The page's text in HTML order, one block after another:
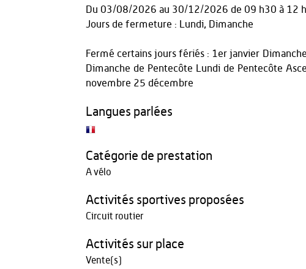
Du 03/08/2026 au 30/12/2026 de 09 h30 à 12
Jours de fermeture : Lundi, Dimanche
Fermé certains jours fériés : 1er janvier
Dimanche de Pentecôte Lundi de Pentecôte
novembre 25 décembre
Langues parlées
Catégorie de prestation
A vélo
Activités sportives proposées
Circuit routier
Activités sur place
Vente(s)